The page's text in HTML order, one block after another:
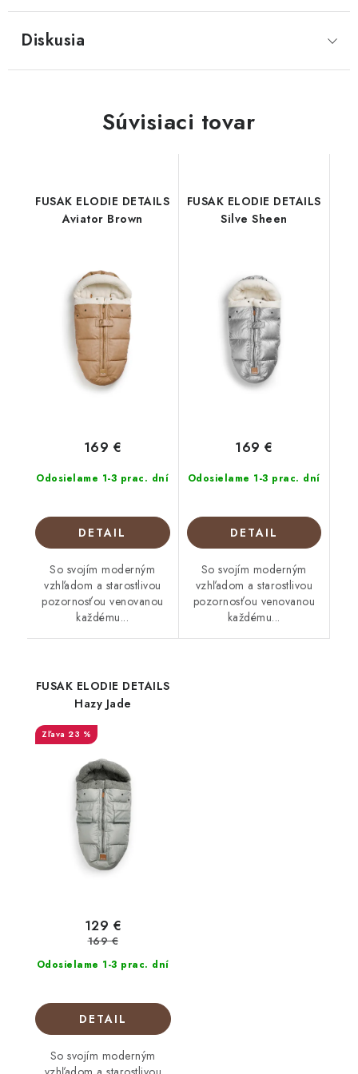
Diskusia
Súvisiaci tovar
FUSAK ELODIE DETAILS
Aviator Brown
Odosielame 1-3 prac. dní
169 €
DETAIL
So svojím moderným
vzhľadom a starostlivou
pozornosťou venovanou
každému...
FUSAK ELODIE DETAILS
Silve Sheen
Odosielame 1-3 prac. dní
169 €
DETAIL
So svojím moderným
vzhľadom a starostlivou
pozornosťou venovanou
každému...
FUSAK ELODIE DETAILS
Hazy Jade
23 %
Odosielame 1-3 prac. dní
129 €
169 €
DETAIL
So svojím moderným